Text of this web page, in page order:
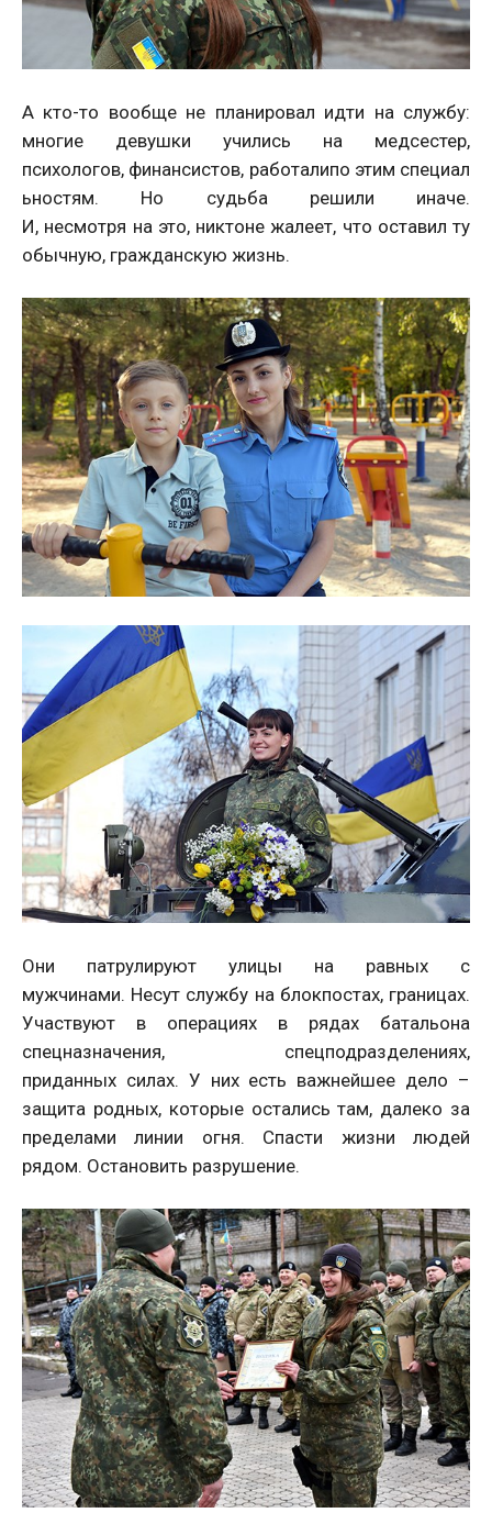
А кто-то вообще не планировал идти на службу:
многие девушки учились на медсестер,
психологов, финансистов, работалипо этим специал
ьностям. Но судьба решили иначе.
И, несмотря на это, никтоне жалеет, что оставил ту
обычную, гражданскую жизнь.
Они патрулируют улицы на равных с
мужчинами. Несут службу на блокпостах, границах.
Участвуют в операциях в рядах батальона
спецназначения, спецподразделениях,
приданных силах. У них есть важнейшее дело –
защита родных, которые остались там, далеко за
пределами линии огня. Спасти жизни людей
рядом. Остановить разрушение.